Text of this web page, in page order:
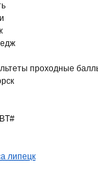
проходные
липецк